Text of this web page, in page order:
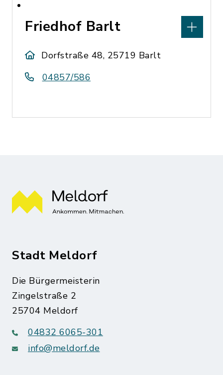
Friedhof Barlt
Dorfstraße 48, 25719 Barlt
04857/586
Stadt Meldorf
Die Bürgermeisterin
Zingelstraße 2
25704 Meldorf
04832 6065-301
info@meldorf.de